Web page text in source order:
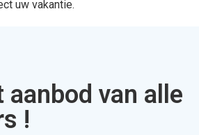
uw vakantie.
aanbod van alle
!